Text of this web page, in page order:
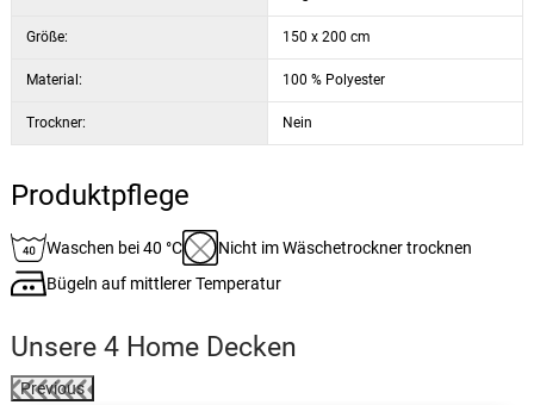
Größe: 150 x 200 cm
Material: 100 % Polyester
Trockner: Nein
Produktpflege
Waschen bei 40 °C
Nicht im Wäschetrockner trocknen
Bügeln auf mittlerer Temperatur
Unsere 4 Home Decken
Previous